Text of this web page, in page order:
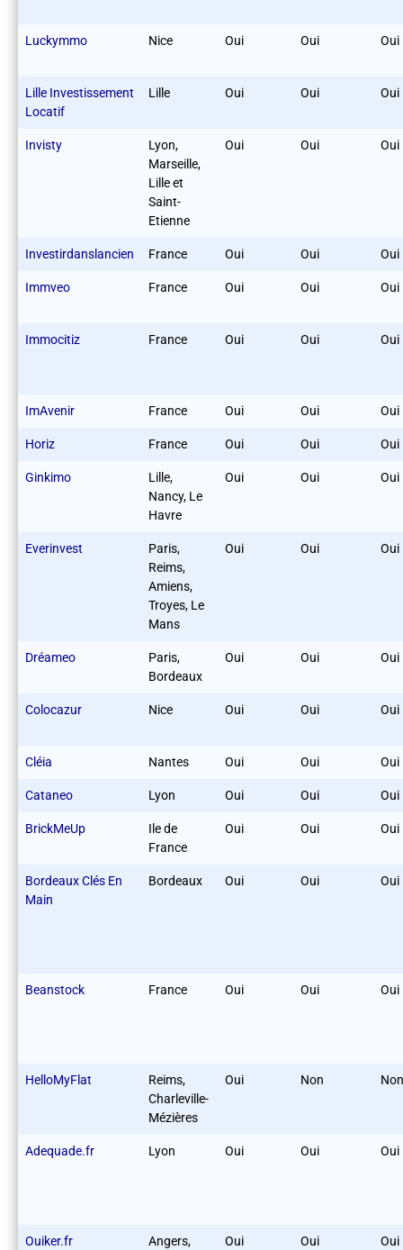
Luckymmo Nice Oui Oui Oui
Lille Investissement
Locatif
Lille Oui Oui Oui
Invisty
Lyon,
Marseille,
Lille et
Saint-
Etienne
Oui Oui Oui
Investirdanslancien France Oui Oui Oui
Immveo France Oui Oui Oui
Immocitiz France Oui Oui Oui
ImAvenir France Oui Oui Oui
Horiz France Oui Oui Oui
Ginkimo
Lille,
Nancy, Le
Havre
Oui Oui Oui
Everinvest
Paris,
Reims,
Amiens,
Troyes, Le
Mans
Oui Oui Oui
Dréameo
Paris,
Bordeaux
Oui Oui Oui
Colocazur Nice Oui Oui Oui
Cléia Nantes Oui Oui Oui
Cataneo Lyon Oui Oui Oui
BrickMeUp
Ile de
France
Oui Oui Oui
Bordeaux Clés En
Main
Bordeaux Oui Oui Oui
Beanstock France Oui Oui Oui
HelloMyFlat
Reims,
Charleville-
Mézières
Oui Non Non
Adequade.fr Lyon Oui Oui Oui
Ouiker.fr
Angers,
Oui Oui Oui